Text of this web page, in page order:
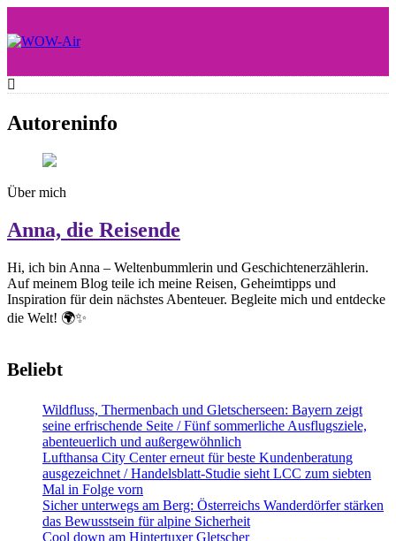
content
WOW-Air
Autoreninfo
Über mich
Anna, die Reisende
Hi, ich bin Anna – Weltenbummlerin und Geschichtenerzählerin.
Auf meinem Blog teile ich meine Reisen, Geheimtipps und
Inspiration für dein nächstes Abenteuer. Begleite mich und entdecke
die Welt! 🌍✨
Beliebt
Wildfluss, Thermenbach und Gletscherseen: Bayern zeigt
seine erfrischende Seite / Fünf sommerliche Ausflugsziele,
abenteuerlich und außergewöhnlich
Lufthansa City Center erneut für beste Kundenberatung
ausgezeichnet / Handelsblatt-Studie sieht LCC zum siebten
Mal in Folge vorn
Sicher unterwegs am Berg: Österreichs Wanderdörfer stärken
das Bewusstsein für alpine Sicherheit
Cool down am Hintertuxer Gletscher